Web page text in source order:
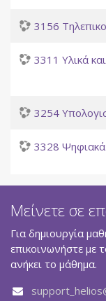
3156
3311 Υλικά
3254
3328
Μείνετε σε
Για δημιουργία
επικοινωνήστε με
ανήκει το μάθημα.